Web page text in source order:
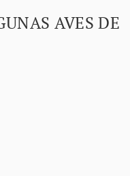
AVES DE